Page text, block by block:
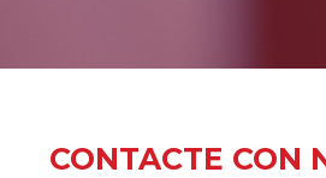
CONTACTE CON